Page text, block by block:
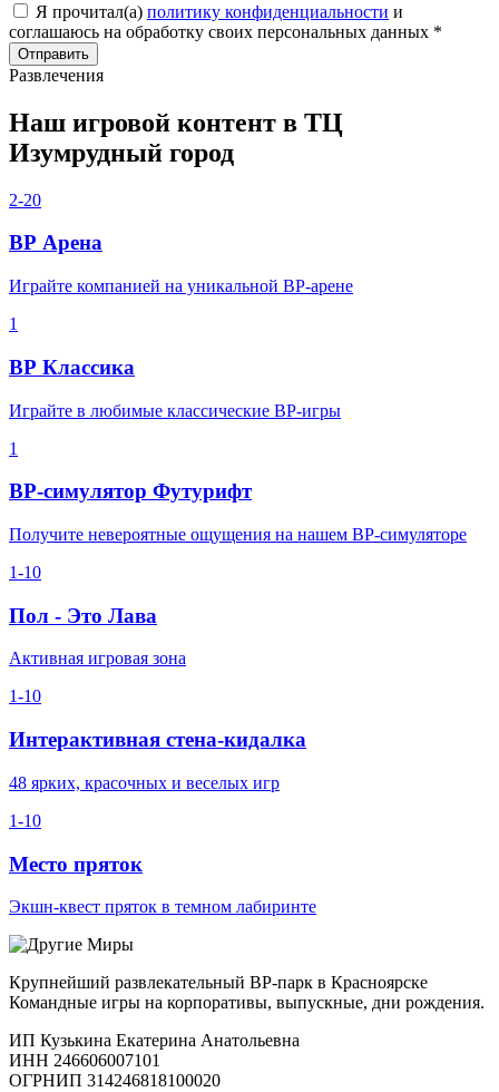
Я прочитал(а) политику конфиденциальности и
соглашаюсь на обработку своих персональных данных *
Отправить
Развлечения
Наш игровой контент в ТЦ
Изумрудный город
2-20
ВР Арена
Играйте компанией на уникальной ВР-арене
1
ВР Классика
Играйте в любимые классические ВР-игры
1
ВР-симулятор Футурифт
Получите невероятные ощущения на нашем ВР-симуляторе
1-10
Пол - Это Лава
Активная игровая зона
1-10
Интерактивная стена-кидалка
48 ярких, красочных и веселых игр
1-10
Место пряток
Экшн-квест пряток в темном лабиринте
Крупнейший развлекательный ВР-парк в Красноярске
Командные игры на корпоративы, выпускные, дни рождения.
ИП Кузькина Екатерина Анатольевна
ИНН 246606007101
ОГРНИП 314246818100020